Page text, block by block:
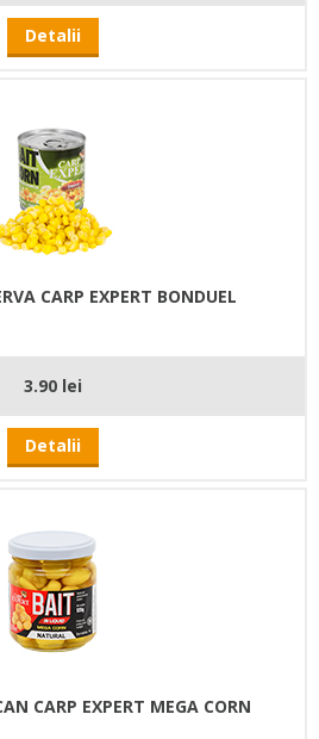
Detalii
CARP EXPERT BONDUEL
3.90 lei
Detalii
CARP EXPERT MEGA CORN